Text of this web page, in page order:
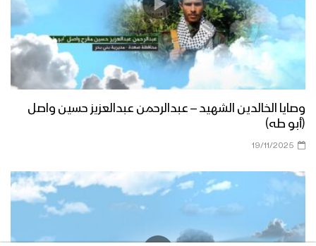
وصايا الخالدين الشهيد – عبدالرحمن عبدالعزيز حسين واصل
(أبو طه)
19/11/2025